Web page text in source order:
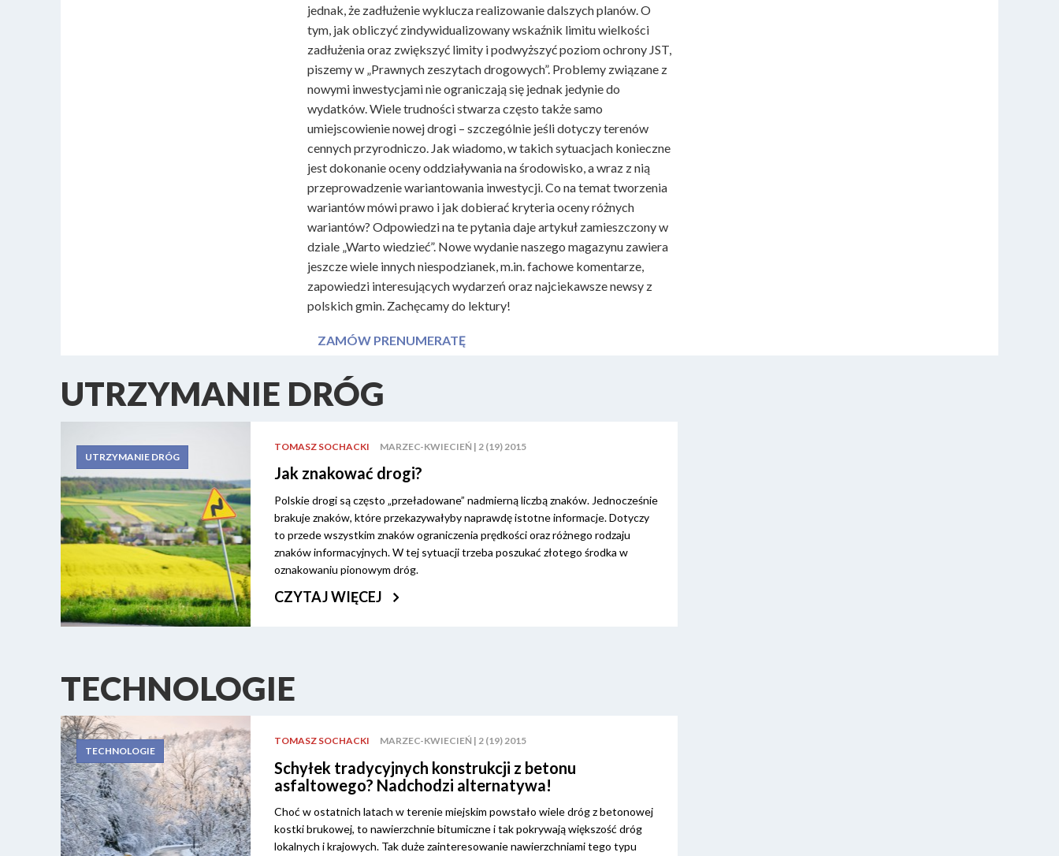
jednak, że zadłużenie wyklucza realizowanie dalszych planów. O
tym, jak obliczyć zindywidualizowany wskaźnik limitu wielkości
zadłużenia oraz zwiększyć limity i podwyższyć poziom ochrony JST,
piszemy w „Prawnych zeszytach drogowych”. Problemy związane z
nowymi inwestycjami nie ograniczają się jednak jedynie do
wydatków. Wiele trudności stwarza często także samo
umiejscowienie nowej drogi – szczególnie jeśli dotyczy terenów
cennych przyrodniczo. Jak wiadomo, w takich sytuacjach konieczne
jest dokonanie oceny oddziaływania na środowisko, a wraz z nią
przeprowadzenie wariantowania inwestycji. Co na temat tworzenia
wariantów mówi prawo i jak dobierać kryteria oceny różnych
wariantów? Odpowiedzi na te pytania daje artykuł zamieszczony w
dziale „Warto wiedzieć”. Nowe wydanie naszego magazynu zawiera
jeszcze wiele innych niespodzianek, m.in. fachowe komentarze,
zapowiedzi interesujących wydarzeń oraz najciekawsze newsy z
polskich gmin. Zachęcamy do lektury!
ZAMÓW PRENUMERATĘ
UTRZYMANIE DRÓG
UTRZYMANIE DRÓG
TOMASZ SOCHACKI MARZEC-KWIECIEŃ | 2 (19) 2015
Jak znakować drogi?
Polskie drogi są często „przeładowane” nadmierną liczbą znaków. Jednocześnie
brakuje znaków, które przekazywałyby naprawdę istotne informacje. Dotyczy
to przede wszystkim znaków ograniczenia prędkości oraz różnego rodzaju
znaków informacyjnych. W tej sytuacji trzeba poszukać złotego środka w
oznakowaniu pionowym dróg.
CZYTAJ WIĘCEJ
TECHNOLOGIE
TECHNOLOGIE
TOMASZ SOCHACKI MARZEC-KWIECIEŃ | 2 (19) 2015
Schyłek tradycyjnych konstrukcji z betonu
asfaltowego? Nadchodzi alternatywa!
Choć w ostatnich latach w terenie miejskim powstało wiele dróg z betonowej
kostki brukowej, to nawierzchnie bitumiczne i tak pokrywają większość dróg
lokalnych i krajowych. Tak duże zainteresowanie nawierzchniami tego typu